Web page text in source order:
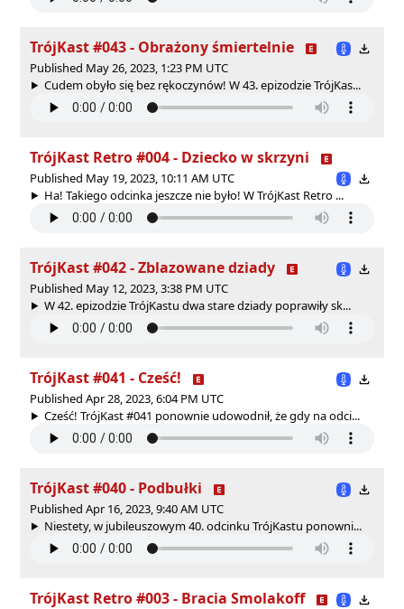
TrójKast #043 - Obrażony śmiertelnie
Published May 26, 2023, 1:23 PM UTC
Cudem obyło się bez rękoczynów! W 43. epizodzie TrójKas...
TrójKast Retro #004 - Dziecko w skrzyni
Published May 19, 2023, 10:11 AM UTC
Ha! Takiego odcinka jeszcze nie było! W TrójKast Retro ...
TrójKast #042 - Zblazowane dziady
Published May 12, 2023, 3:38 PM UTC
W 42. epizodzie TrójKastu dwa stare dziady poprawiły sk...
TrójKast #041 - Cześć!
Published Apr 28, 2023, 6:04 PM UTC
Cześć! TrójKast #041 ponownie udowodnił, że gdy na odci...
TrójKast #040 - Podbułki
Published Apr 16, 2023, 9:40 AM UTC
Niestety, w jubileuszowym 40. odcinku TrójKastu ponowni...
TrójKast Retro #003 - Bracia Smolakoff